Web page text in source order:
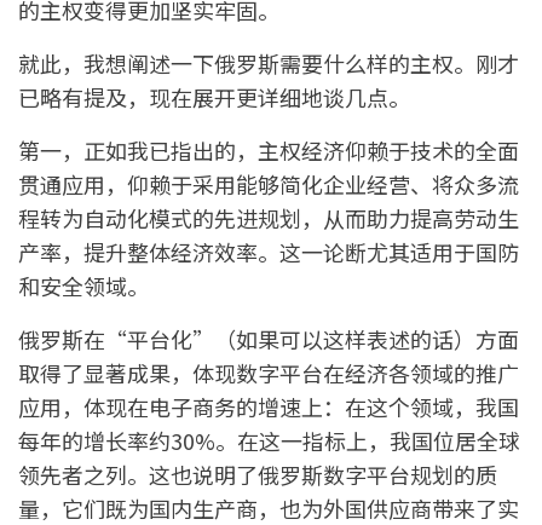
的主权变得更加坚实牢固。
就此，我想阐述一下俄罗斯需要什么样的主权。刚才
已略有提及，现在展开更详细地谈几点。
第一，正如我已指出的，主权经济仰赖于技术的全面
贯通应用，仰赖于采用能够简化企业经营、将众多流
程转为自动化模式的先进规划，从而助力提高劳动生
产率，提升整体经济效率。这一论断尤其适用于国防
和安全领域。
俄罗斯在“平台化”（如果可以这样表述的话）方面
取得了显著成果，体现数字平台在经济各领域的推广
应用，体现在电子商务的增速上：在这个领域，我国
每年的增长率约30%。在这一指标上，我国位居全球
领先者之列。这也说明了俄罗斯数字平台规划的质
量，它们既为国内生产商，也为外国供应商带来了实